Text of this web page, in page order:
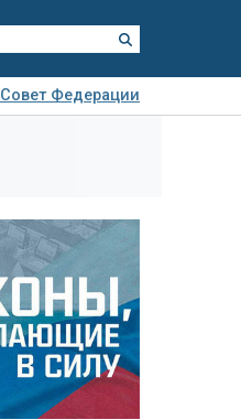
Совет Федерации